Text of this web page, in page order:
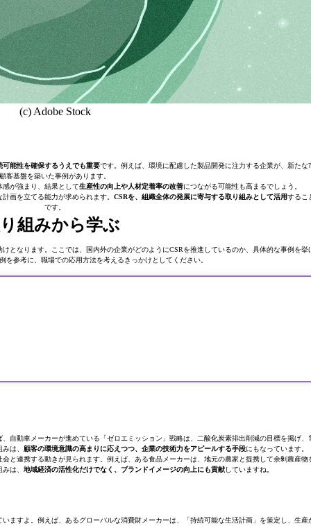
(c) Adobe Stock
可能性を確保するうえでも重要です。例えば、環境に配慮した製品開発に注力する企業が、新たな
顧客基盤を築いた事例があります。
感が強まり、結果として生産性の向上や人材定着率の改善につながる可能性も高まるでしょう。
画を立てる能力が求められます。 CSRを、組織全体の発展に寄与する取り組みとして活用するこ
です。
組みから学ぶ
となります。ここでは、国内外の企業がどのようにCSRを推進しているのか、具体的な事例を挙
を参考に、職場での応用方法を考えるきっかけとしてください。
自動車メーカーが進めている「ゼロエミッション」戦略は、二酸化炭素排出削減の目標を掲げ、
は、 顧客の環境意識の高まりに応えつつ、企業の技術力をアピールする手段にもなっています。
と連携する動きが見られます。例えば、ある食品メーカーは、地元の農家と提携して余剰農産物
は、 地域経済の活性化だけでなく、ブランドイメージの向上にも貢献していますね。
ますよ。例えば、あるグローバルな消費財メーカーは、「持続可能な生活計画」を策定し、生産